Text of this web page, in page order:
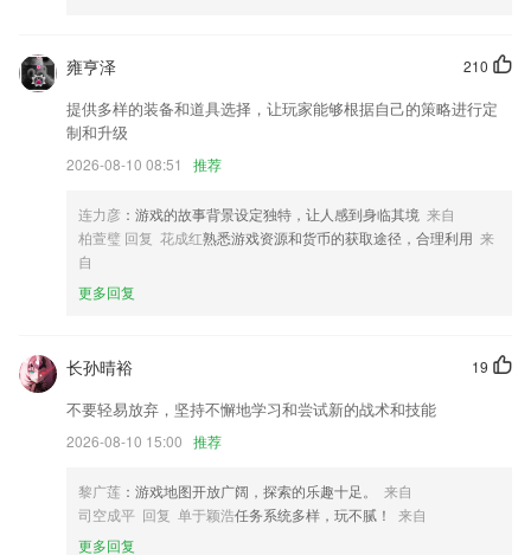
红黑黄榜上线
新增弹窗动画自定义
支持商户认证绑卡修改
附件网盘中的图片支持连续查看
联系我们
以上就是球球是道老版本下载的介绍，如果您喜欢这款软件，您可以到应
用商店进行打分评论，说出您的使用经历，以帮助我们更好的对产品进行
优化修改。
210
雍亨泽
提供多样的装备和道具选择，让玩家能够根据自己的策略进行定
制和升级
2026-08-10 08:51 推荐
连力彦 ：游戏的故事背景设定独特，让人感到身临其境 来自
柏萱璧 回复 花成红熟悉游戏资源和货币的获取途径，合理利用 来
自
更多回复
19
长孙晴裕
不要轻易放弃，坚持不懈地学习和尝试新的战术和技能
2026-08-10 15:00 推荐
黎广莲 ：游戏地图开放广阔，探索的乐趣十足。
来自
司空成平 回复 单于颖浩任务系统多样，玩不腻！
来自
更多回复